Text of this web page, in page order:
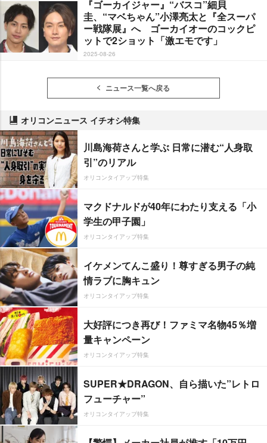
『ゴーカイジャー』“バスコ”細貝
圭、“マベちゃん”小澤亮太と『全スーパ
ー戦隊展』へ ゴーカイオーのコックピ
ットで2ショット「激エモです」
2025-08-26
ニュース一覧へ戻る
オリコンニュース イチオシ特集
川島海荷さんと学ぶ 日常に潜む“人身取
引”のリアル
オリコンタイアップ特集
マクドナルドが40年にわたり支える「小
学生の甲子園」
オリコンタイアップ特集
イケメンてんこ盛り！尊すぎる男子の純
情ラブに胸キュン
オリコンタイアップ特集
大好評につき再び！ファミマ名物45％増
量キャンペーン
オリコンタイアップ特集
SUPER★DRAGON、自ら描いた”レトロ
フューチャー”
オリコンタイアップ特集